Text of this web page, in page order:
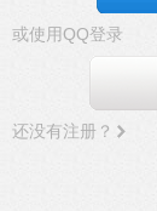
或使用QQ登录
还没有注册？